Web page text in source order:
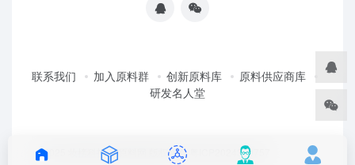
联系我们 加入原料群 创新原料库
原料供应商库
研发名人堂
©2025 妆榜科技·新原料网 版权所有 粤ICP2024350757